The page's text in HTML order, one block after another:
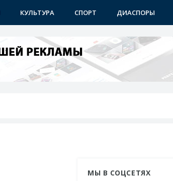
КУЛЬТУРА СПОРТ ДИАСПОРЫ
МЫ В СОЦСЕТЯХ